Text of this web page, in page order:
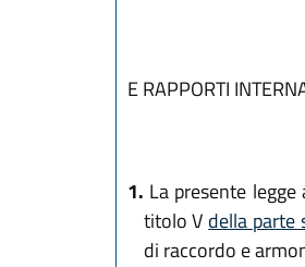
E RAPPORTI
1. La presente
titolo V della parte
di raccordo e